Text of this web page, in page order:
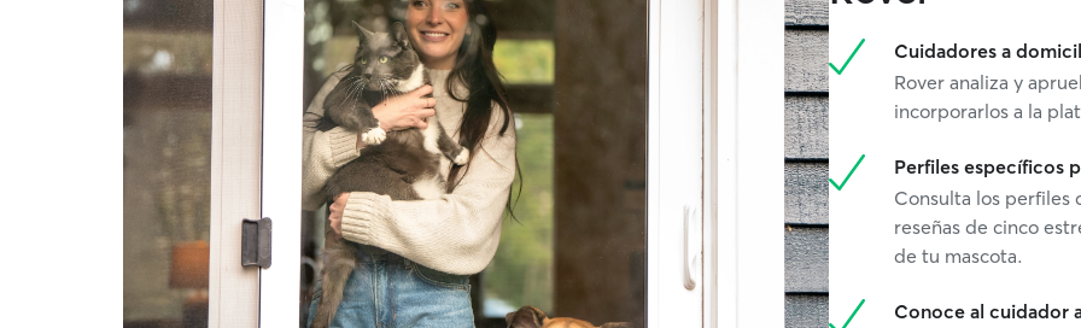
entorno
misma
familia.
siempre
priority is
At home, I
specific
mas felices
Cuidadores a
Rover analiza y
incorporarlos a la
Perfiles específicos
Consulta los perfiles
reseñas de cinco
de tu mascota.
Conoce al cuidador